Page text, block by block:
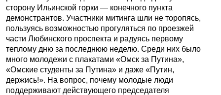
сторону Ильинской горки — конечного пункта
демонстрантов. Участники митинга шли не торопясь,
пользуясь возможностью прогуляться по проезжей
части Любинского проспекта и радуясь первому
теплому дню за последнюю неделю. Среди них было
много молодежи с плакатами «Омск за Путина»,
«Омские студенты за Путина» и даже «Путин,
держись!». На вопрос, почему молодые люди
поддерживают действующего председателя